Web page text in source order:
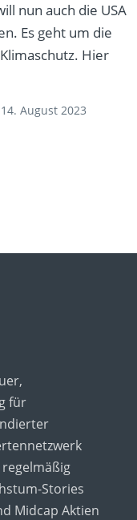
nun auch die USA
Es geht um die
Hier
14. August 2023
für
Stories
Midcap Aktien